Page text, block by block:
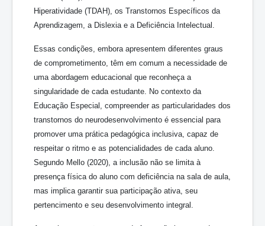
Hiperatividade (TDAH), os Transtornos Específicos da
Aprendizagem, a Dislexia e a Deficiência Intelectual.
Essas condições, embora apresentem diferentes graus
de comprometimento, têm em comum a necessidade de
uma abordagem educacional que reconheça a
singularidade de cada estudante. No contexto da
Educação Especial, compreender as particularidades dos
transtornos do neurodesenvolvimento é essencial para
promover uma prática pedagógica inclusiva, capaz de
respeitar o ritmo e as potencialidades de cada aluno.
Segundo Mello (2020), a inclusão não se limita à
presença física do aluno com deficiência na sala de aula,
mas implica garantir sua participação ativa, seu
pertencimento e seu desenvolvimento integral.